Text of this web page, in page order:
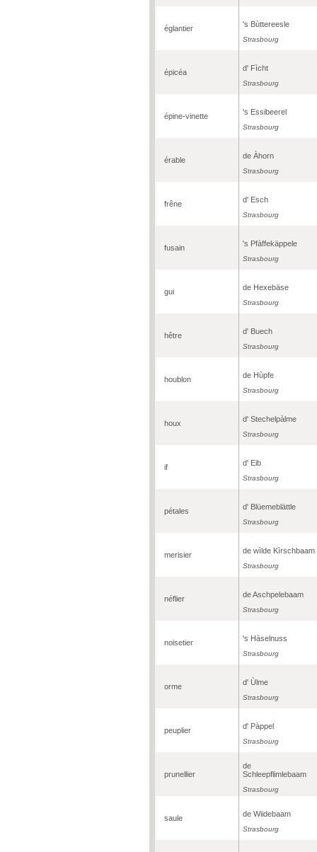
églantier 's Bùttereesle
Strasbourg
épicéa d' Fìcht
Strasbourg
épine-vinette 's Essibeerel
Strasbourg
érable de Àhorn
Strasbourg
frêne d' Esch
Strasbourg
fusain 's Pfàffekäppele
Strasbourg
gui de Hexebäse
Strasbourg
hêtre d' Buech
Strasbourg
houblon de Hùpfe
Strasbourg
houx d' Stechelpàlme
Strasbourg
if d' Eib
Strasbourg
pétales d' Blüemeblättle
Strasbourg
merisier de wìlde Kìrschbaam
Strasbourg
néflier de Aschpelebaam
Strasbourg
noisetier 's Hàselnuss
Strasbourg
orme d' Ùlme
Strasbourg
peuplier d' Pàppel
Strasbourg
prunellier
de
Schleepflimlebaam
Strasbourg
saule de Wiidebaam
Strasbourg